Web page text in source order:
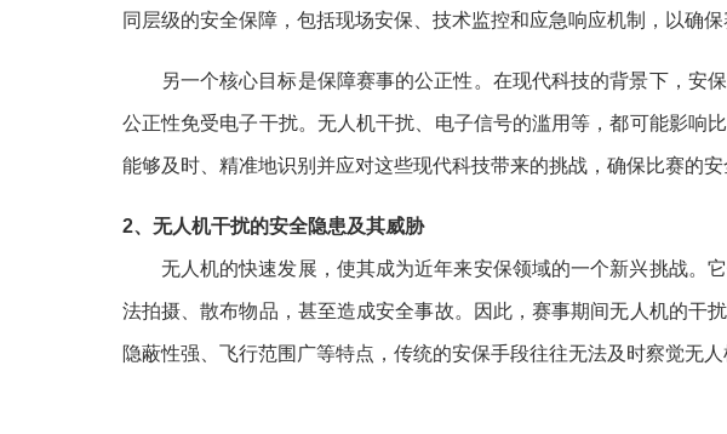
同层级的安全保障，包括现场安保、技术监控和应急响应机制，以确保
另一个核心目标是保障赛事的公正性。在现代科技的背景下，安
公正性免受电子干扰。无人机干扰、电子信号的滥用等，都可能影响
能够及时、精准地识别并应对这些现代科技带来的挑战，确保比赛的安
2、无人机干扰的安全隐患及其威胁
无人机的快速发展，使其成为近年来安保领域的一个新兴挑战。
法拍摄、散布物品，甚至造成安全事故。因此，赛事期间无人机的干
隐蔽性强、飞行范围广等特点，传统的安保手段往往无法及时察觉无人